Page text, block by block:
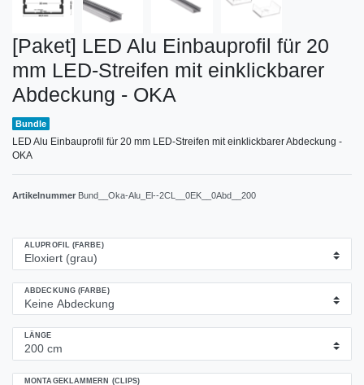
[Paket] LED Alu Einbauprofil für 20
mm LED-Streifen mit einklickbarer
Abdeckung - OKA
Bundle
LED Alu Einbauprofil für 20 mm LED-Streifen mit einklickbarer Abdeckung -
OKA
Artikelnummer Bund__Oka-Alu_El--2CL__0EK__0Abd__200
ALUPROFIL (FARBE)
ABDECKUNG (FARBE)
LÄNGE
MONTAGEKLAMMERN (CLIPS)